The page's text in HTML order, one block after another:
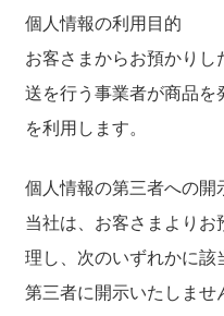
お買い物カゴ
送料について
個人情報の利用目的
お客さまからお預かりし
送を行う事業者が商品を
を利用します。
個人情報の第三者への開
当社は、お客さまよりお
理し、次のいずれかに該
第三者に開示いたしませ